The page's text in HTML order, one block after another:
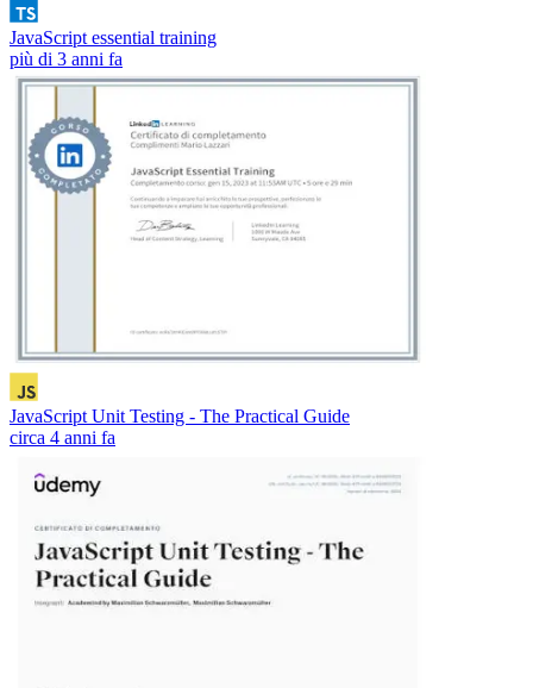
JavaScript essential training
più di 3 anni fa
JavaScript Unit Testing - The Practical Guide
circa 4 anni fa